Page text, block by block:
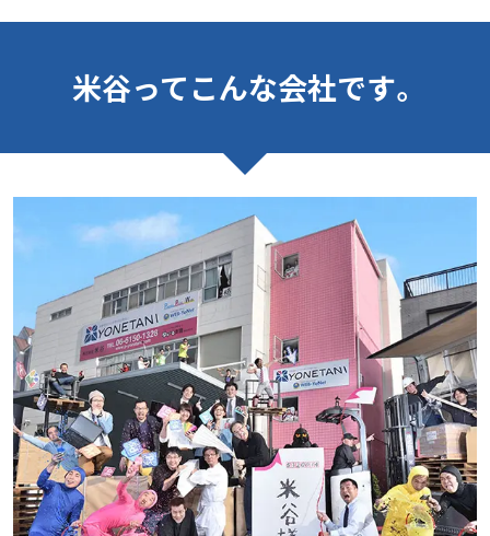
米谷ってこんな会社です。